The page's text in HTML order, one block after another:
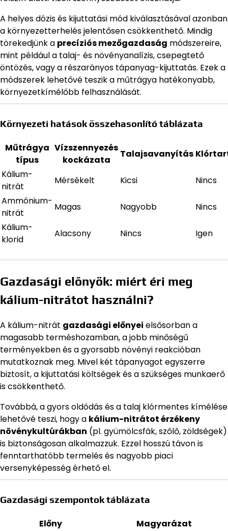
A helyes dózis és kijuttatási mód kiválasztásával azonban
a környezetterhelés jelentősen csökkenthető. Mindig
törekedjünk a precíziós mezőgazdaság módszereire,
mint például a talaj- és növényanalízis, csepegtető
öntözés, vagy a részarányos tápanyag-kijuttatás. Ezek a
módszerek lehetővé teszik a műtrágya hatékonyabb,
környezetkímélőbb felhasználását.
Környezeti hatások összehasonlító táblázata
Műtrágya
típus
Vízszennyezés
kockázata
Talajsavanyítás
Kálium-
nitrát
Mérsékelt Kicsi
Nincs
Ammónium-
nitrát
Magas Nagyobb
Nincs
Kálium-
klorid
Alacsony Nincs Igen
Gazdasági előnyök: miért éri meg
kálium-nitrátot használni?
A kálium-nitrát gazdasági előnyei elsősorban a
magasabb terméshozamban, a jobb minőségű
terményekben és a gyorsabb növényi reakcióban
mutatkoznak meg. Mivel két tápanyagot egyszerre
biztosít, a kijuttatási költségek és a szükséges munkaerő
is csökkenthető.
Továbbá, a gyors oldódás és a talaj klórmentes kímélése
lehetővé teszi, hogy a kálium-nitrátot érzékeny
növénykultúrákban (pl. gyümölcsfák, szőlő, zöldségek)
is biztonságosan alkalmazzuk. Ezzel hosszú távon is
fenntarthatóbb termelés és nagyobb piaci
versenyképesség érhető el.
Gazdasági szempontok táblázata
Előny
Magyarázat